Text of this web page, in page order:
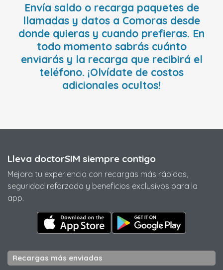
Envía saldo o recarga paquetes de
llamadas y datos a Comoras desde
donde quieras y cuando prefieras. En
todo momento sabrás cuánto
enviarás y la recarga que recibirá el
teléfono. ¡Olvídate de costos
adicionales ocultos!
Lleva doctorSIM siempre contigo
Mejora tu experiencia con recargas más rápidas,
seguridad reforzada y beneficios exclusivos para la
app.
Recargas más enviadas